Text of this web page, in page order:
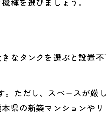
種を選びましょう。
なタンクを選ぶと設置
。ただし、スペースが厳
県の新築マンションや